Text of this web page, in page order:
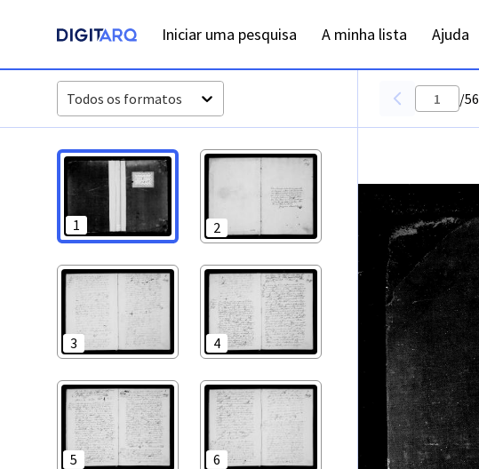
Iniciar uma pesquisa A minha lista Ajuda
Todos os formatos
1 2
3 4
5 6
/56